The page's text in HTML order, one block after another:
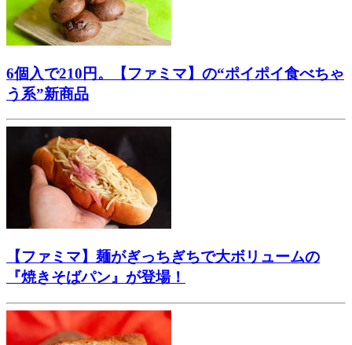
6個入で210円。【ファミマ】の“ポイポイ食べちゃ
う系”新商品
【ファミマ】麺がぎっちぎちで大ボリュームの
『焼きそばパン』が登場！